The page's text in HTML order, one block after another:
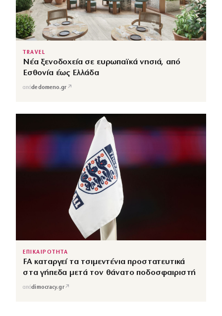
TRAVEL
Νέα ξενοδοχεία σε ευρωπαϊκά νησιά, από
Εσθονία έως Ελλάδα
απόdedomeno.gr ↗
ΕΠΙΚΑΙΡΟΤΗΤΑ
FA καταργεί τα τσιμεντένια προστατευτικά
στα γήπεδα μετά τον θάνατο ποδοσφαιριστή
απόdimocracy.gr↗